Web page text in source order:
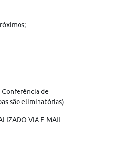
de
são eliminatórias).
VIA E-MAIL.